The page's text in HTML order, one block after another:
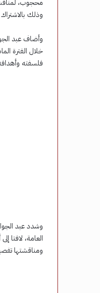
محجوب،
وذلك بالاشتراك مع
وأضاف عبد
خلال الفترة
فلسفته
وشدد عبد
العامة،
ومناقشتها